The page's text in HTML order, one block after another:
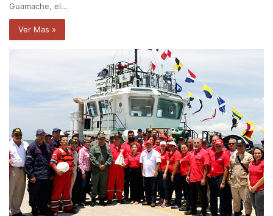
Guamache, el…
Ver Mas »